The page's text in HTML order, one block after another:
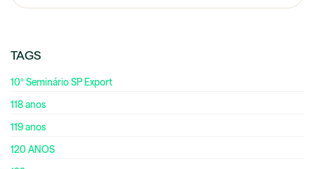
TAGS
10º Seminário SP Export
118 anos
119 anos
120 ANOS